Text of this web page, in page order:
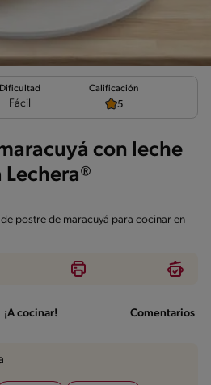
Dificultad
Fácil
Calificación
5
con leche
Lechera®
postre de maracuyá para cocinar en
¡A cocinar! Comentarios